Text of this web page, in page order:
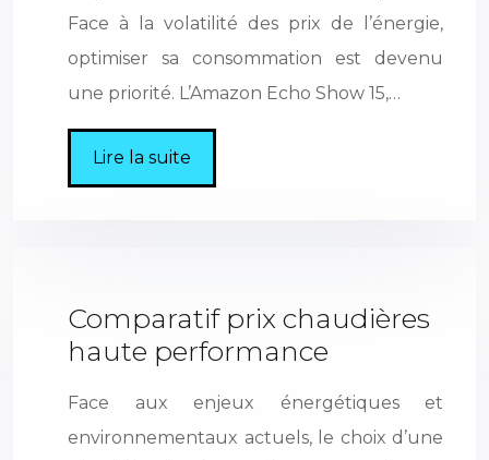
Face à la volatilité des prix de l’énergie,
optimiser sa consommation est devenu
une priorité. L’Amazon Echo Show 15,…
Lire la suite
Comparatif prix chaudières
haute performance
Face aux enjeux énergétiques et
environnementaux actuels, le choix d’une